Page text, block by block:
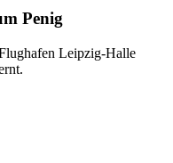
Penig
Leipzig-Halle